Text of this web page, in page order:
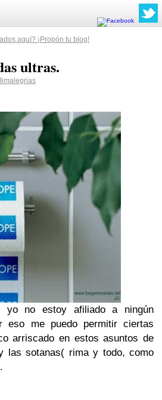
aquí? ¡Propón tu blog!
ultras.
yo no estoy afiliado a ningún
eso me puedo permitir ciertas
arriscado en estos asuntos de
las sotanas( rima y todo, como